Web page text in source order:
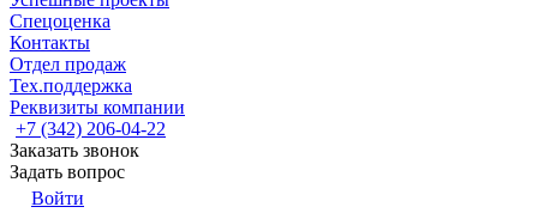
Спецоценка
Контакты
Отдел продаж
Тех.поддержка
Реквизиты компании
+7 (342) 206-04-22
Заказать звонок
Задать вопрос
Войти